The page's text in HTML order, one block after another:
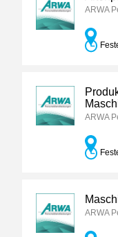
ARWA
ARWA
ARWA